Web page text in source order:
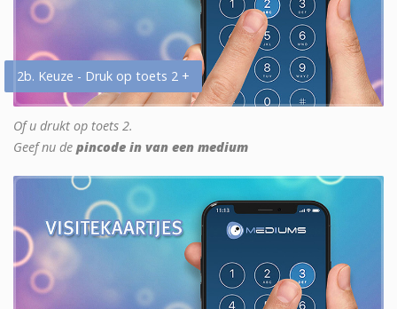
2b. Keuze - Druk op toets 2 +
Of u drukt op toets 2.
Geef nu de pincode in van een medium